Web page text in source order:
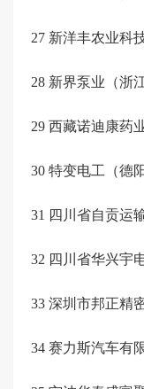
27 新洋丰农业科
28 新界泵业（浙
29 西藏诺迪康药
30 特变电工（德
31 四川省自贡运
32 四川省华兴宇
33 深圳市邦正精
34 赛力斯汽车有